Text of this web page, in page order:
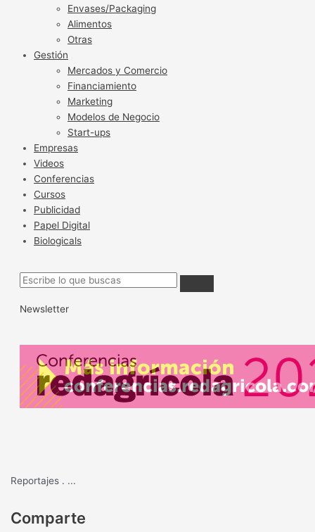
Envases/Packaging
Alimentos
Otras
Gestión
Mercados y Comercio
Financiamiento
Marketing
Modelos de Negocio
Start-ups
Empresas
Videos
Conferencias
Cursos
Publicidad
Papel Digital
Biologicals
Newsletter
Reportajes . ...
Comparte